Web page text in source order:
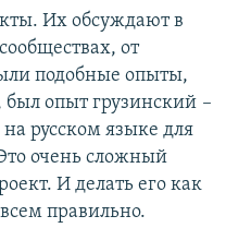
Их обсуждают в
от
подобные опыты,
был опыт грузинский –
русском языке для
очень сложный
И делать его как
правильно.